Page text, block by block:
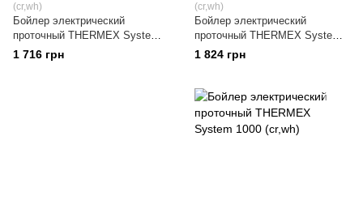
(cr,wh)
Бойлер электрический
проточный THERMEX System
600 (cr,wh)
1 716 грн
(cr,wh)
Бойлер электрический
проточный THERMEX System
800 (cr,wh)
1 824 грн